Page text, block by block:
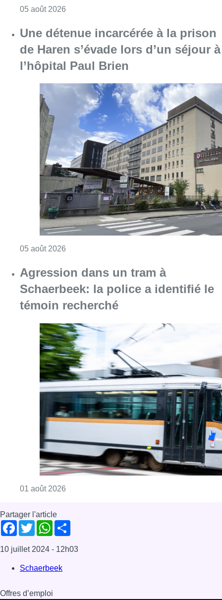
05 août 2026
Une détenue incarcérée à la prison
de Haren s’évade lors d’un séjour à
l’hôpital Paul Brien
05 août 2026
Agression dans un tram à
Schaerbeek: la police a identifié le
témoin recherché
01 août 2026
Partager l'article
Facebook
TwitterWhatsApp
10 juillet 2024 - 12h03
Schaerbeek
Offres d’emploi